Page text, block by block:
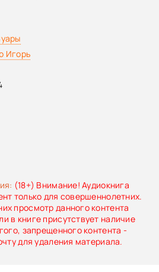
(18+) Внимание! Аудиокнига
только для совершеннолетних.
просмотр данного контента
книге присутствует наличие
запрещенного контента -
для удаления материала.
Игорь